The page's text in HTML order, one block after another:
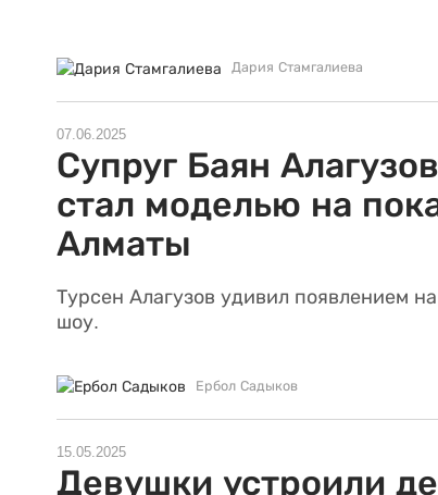
Дария Стамгалиева
07.06.2025
Супруг Баян
стал моделью на
Алматы
Турсен Алагузов удивил появлением
шоу.
Ербол Садыков
15.05.2025
Девушки устроили